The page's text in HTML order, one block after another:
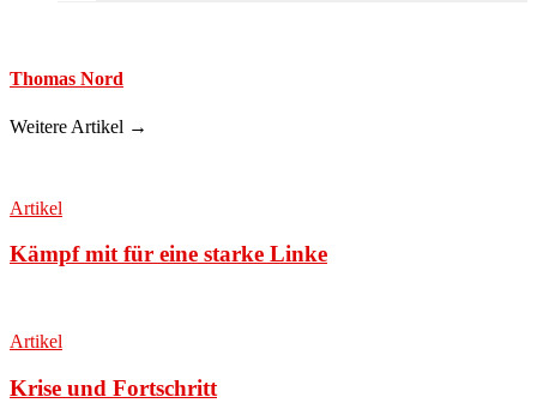
Thomas Nord
Weitere Artikel →
Artikel
Kämpf mit für eine starke Linke
Artikel
Krise und Fortschritt